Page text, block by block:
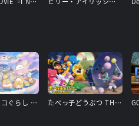
映画 すみっコぐらし 空の王国とふたりのコ たべっ子どうぶつ THE MOVIE